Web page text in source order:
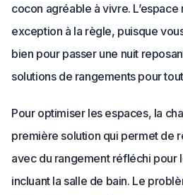
cocon agréable à vivre. L’espace
exception à la règle, puisque
bien pour passer une nuit
solutions de rangements pour
Pour optimiser les espaces, la
première solution qui permet de
avec du rangement réfléchi pour
incluant la salle de bain. Le